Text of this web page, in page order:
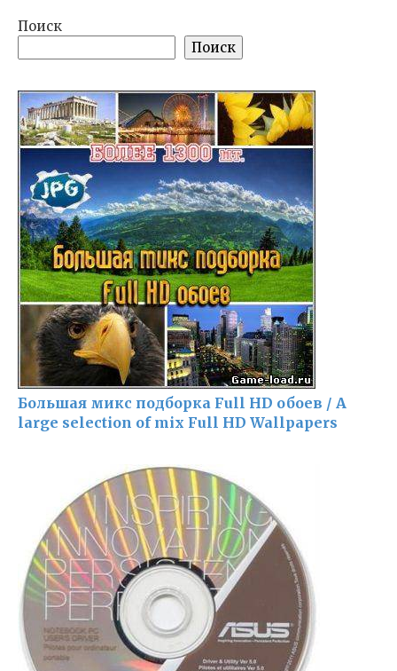
Поиск
Поиск
Большая микс подборка Full HD обоев / A
large selection of mix Full HD Wallpapers